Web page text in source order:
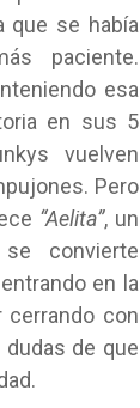
que se había
paciente.
esa
en sus 5
vuelven
Pero
“Aelita”, un
convierte
en la
cerrando con
de que